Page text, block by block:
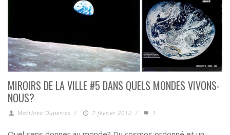
MIROIRS DE LA VILLE #5 DANS QUELS MONDES VIVONS-
NOUS?
Matthieu Duperrex / 7 février 2012 / 1